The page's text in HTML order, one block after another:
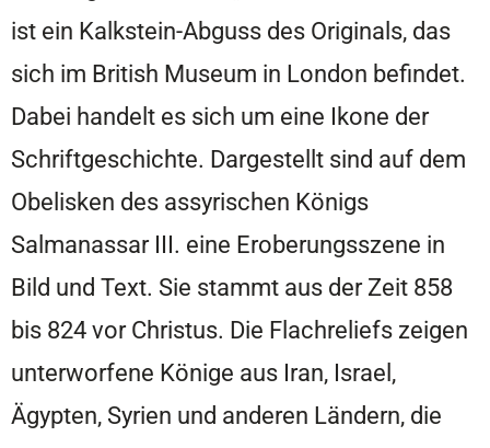
ist ein Kalkstein-Abguss des Originals, das
sich im British Museum in London befindet.
Dabei handelt es sich um eine Ikone der
Schriftgeschichte. Dargestellt sind auf dem
Obelisken des assyrischen Königs
Salmanassar III. eine Eroberungsszene in
Bild und Text. Sie stammt aus der Zeit 858
bis 824 vor Christus. Die Flachreliefs zeigen
unterworfene Könige aus Iran, Israel,
Ägypten, Syrien und anderen Ländern, die